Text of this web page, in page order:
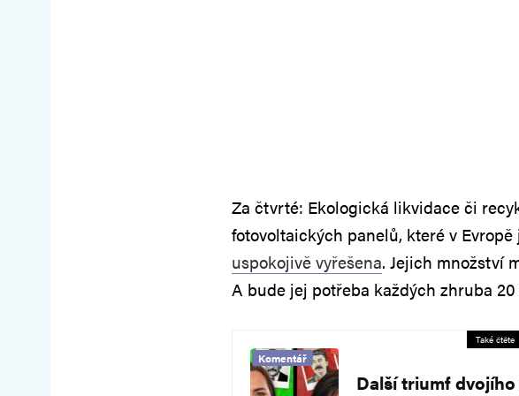
Za čtvrté: Ekologická likvidace či
fotovoltaických panelů, které v
uspokojivě vyřešena. Jejich množství
A bude jej potřeba každých zhruba
Také čtěte
Komentář
Další triumf